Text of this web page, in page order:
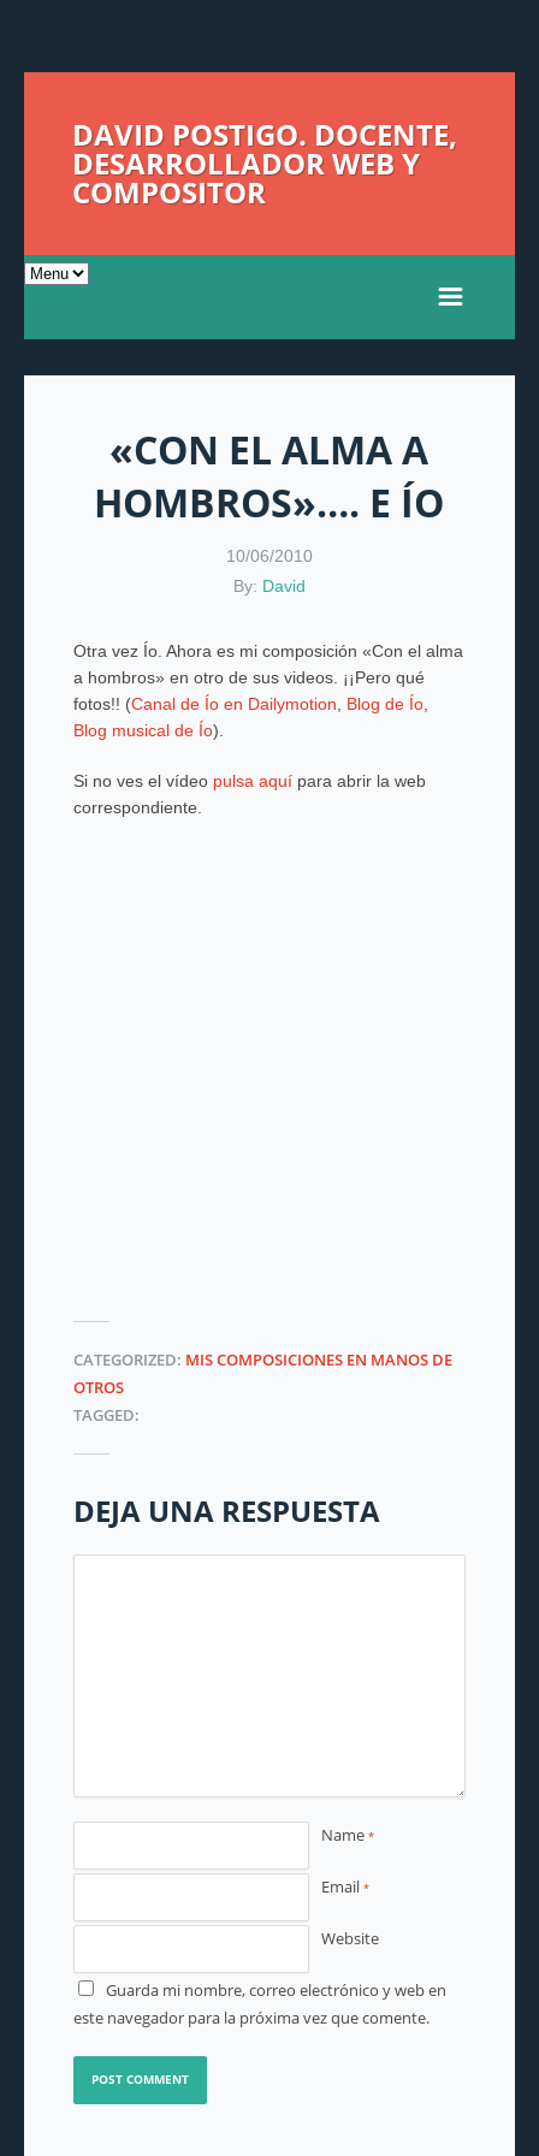
DAVID POSTIGO. DOCENTE,
DESARROLLADOR WEB Y
COMPOSITOR
«CON EL ALMA A
HOMBROS»…. E ÍO
10/06/2010
By: David
Otra vez Ío. Ahora es mi composición «Con el alma
a hombros» en otro de sus videos. ¡¡Pero qué
fotos!! (Canal de Ío en Dailymotion Blog de Ío,
Blog musical de Ío).
Si no ves el vídeo pulsa aquípara abrir la web
correspondiente.
CATEGORIZED: MIS COMPOSICIONES EN MANOS DE
OTROS
TAGGED:
DEJA UNA RESPUESTA
Name *
Email *
Website
Guarda mi nombre, correo electrónico y web en
este navegador para la próxima vez que comente.